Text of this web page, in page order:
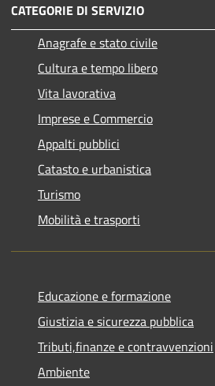
CATEGORIE DI SERVIZIO
Anagrafe e stato civile
Cultura e tempo libero
Vita lavorativa
Imprese e Commercio
Appalti pubblici
Catasto e urbanistica
Turismo
Mobilità e trasporti
Educazione e formazione
Giustizia e sicurezza pubblica
Tributi,finanze e contravvenzioni
Ambiente